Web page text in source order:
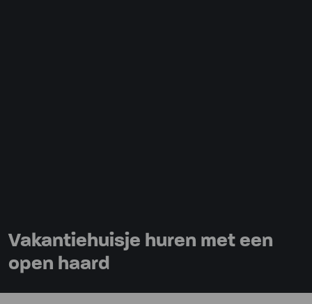
Vakantiehuisje huren met een
open haard